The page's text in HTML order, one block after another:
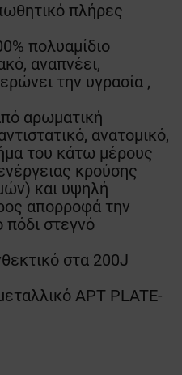
πλήρες
πολυαμίδιο
αναπνέει,
την υγρασία ,
αρωματική
ανατομικό,
του κάτω μέρους
κρούσης
και υψηλή
απορροφά την
πόδι στεγνό
στα 200J
APT PLATE-